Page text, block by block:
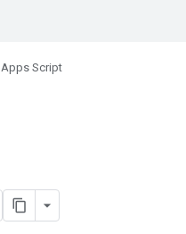
Apps Script